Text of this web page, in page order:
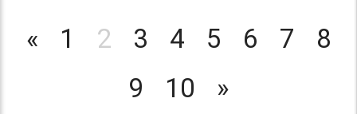
« 1 2 3 4 5 6 7
8
9
10 »